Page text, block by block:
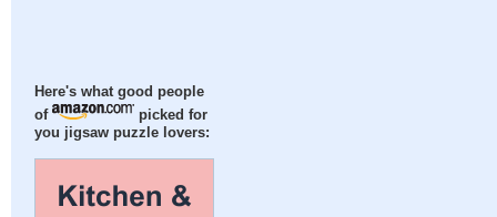
Here's what good people
of
picked for
you jigsaw puzzle lovers: